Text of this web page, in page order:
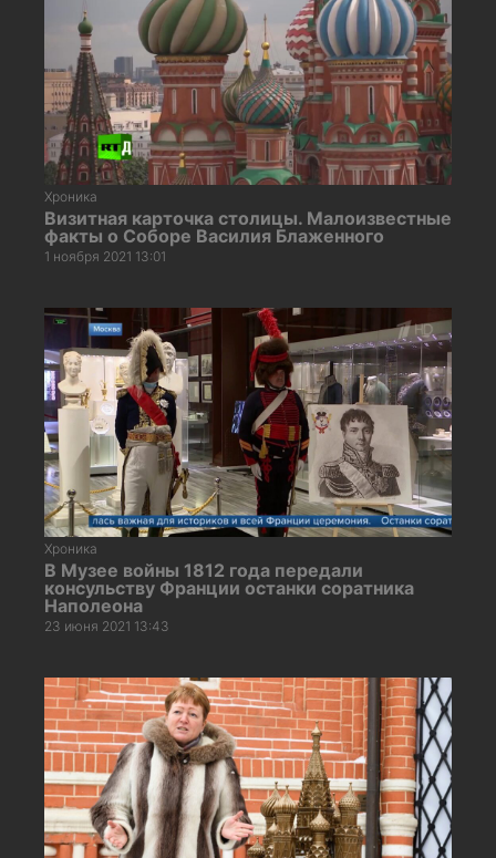
Хроника
Визитная карточка столицы. Малоизвестные
факты о Соборе Василия Блаженного
1 ноября 2021 13:01
Хроника
В Музее войны 1812 года передали
консульству Франции останки соратника
Наполеона
23 июня 2021 13:43